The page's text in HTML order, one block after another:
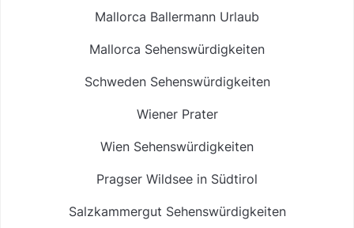
Mallorca Ballermann Urlaub
Mallorca Sehenswürdigkeiten
Schweden Sehenswürdigkeiten
Wiener Prater
Wien Sehenswürdigkeiten
Pragser Wildsee in Südtirol
Salzkammergut Sehenswürdigkeiten